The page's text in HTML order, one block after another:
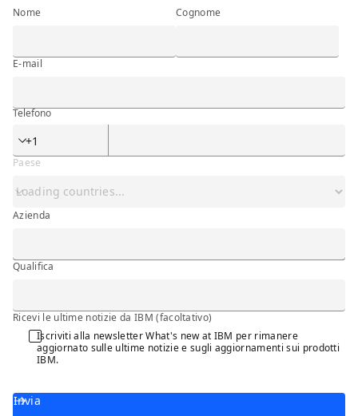
Nome Cognome
E-mail
Telefono
Paese
Azienda
Azienda
Qualifica
Q_PRF_NEWSLTR
Ricevi le ultime notizie da IBM (facoltativo)
Iscriviti alla newsletter What's new at IBM per rimanere
aggiornato sulle ultime notizie e sugli aggiornamenti sui prodotti
IBM.
Invia